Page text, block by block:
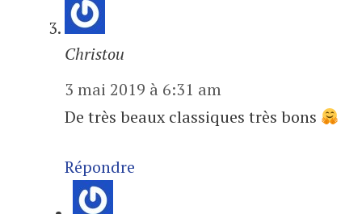
Christou
3 mai 2019 à 6:31 am
De très beaux classiques très bons
Répondre